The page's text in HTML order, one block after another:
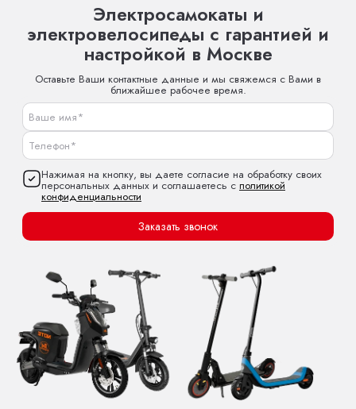
Электросамокаты и
электровелосипеды с гарантией и
настройкой в Москве
Оставьте Ваши контактные данные и мы свяжемся с Вами в
ближайшее рабочее время.
Нажимая на кнопку, вы даете согласие на обработку своих
персональных данных и соглашаетесь с политикой
конфиденциальности
Заказать звонок